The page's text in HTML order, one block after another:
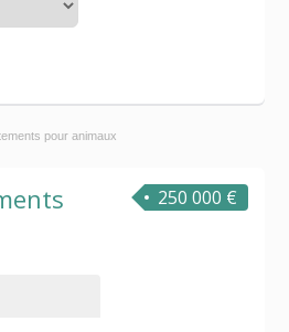
pour animaux
250 000 €